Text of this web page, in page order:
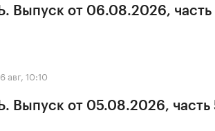
Выпуск от 06.08.2026, часть
авг, 10:10
Выпуск от 05.08.2026, часть